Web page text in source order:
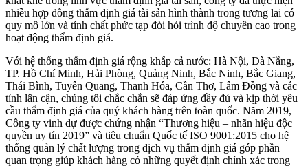
nhiều hợp đồng thẩm định giá tài sản hình thành trong tương lai có
quy mô lớn và tính chất phức tạp đòi hỏi trình độ chuyên cao trong
hoạt động thẩm định giá.
Với hệ thống thẩm định giá rộng khắp cả nước: Hà Nội, Đà Nẵng,
TP. Hồ Chí Minh, Hải Phòng, Quảng Ninh, Bắc Ninh, Bắc Giang,
Thái Bình, Tuyên Quang, Thanh Hóa, Cần Thơ, Lâm Đồng và các
tỉnh lân cận, chúng tôi chắc chắn sẽ đáp ứng đầy đủ và kịp thời yêu
cầu thẩm định giá của quý khách hàng trên toàn quốc. Năm 2019,
Công ty vinh dự được chứng nhận “Thương hiệu – nhãn hiệu độc
quyền uy tín 2019” và tiêu chuẩn Quốc tế ISO 9001:2015 cho hệ
thống quản lý chất lượng trong dịch vụ thẩm định giá góp phần
quan trọng giúp khách hàng có những quyết định chính xác trong